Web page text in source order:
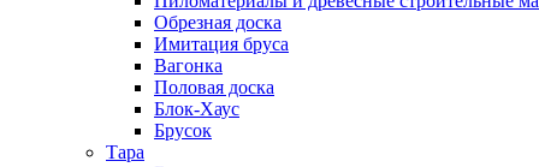
Обрезная доска
Имитация бруса
Вагонка
Половая доска
Блок-Хаус
Брусок
Тара